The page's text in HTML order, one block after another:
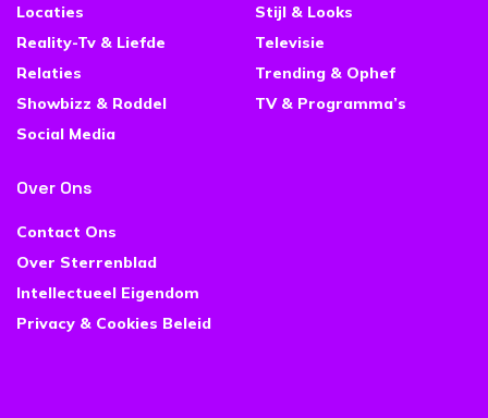
Locaties
Reality-Tv & Liefde
Relaties
Showbizz & Roddel
Social Media
Stijl & Looks
Televisie
Trending & Ophef
TV & Programma’s
Over Ons
Contact Ons
Over Sterrenblad
Intellectueel Eigendom
Privacy & Cookies Beleid